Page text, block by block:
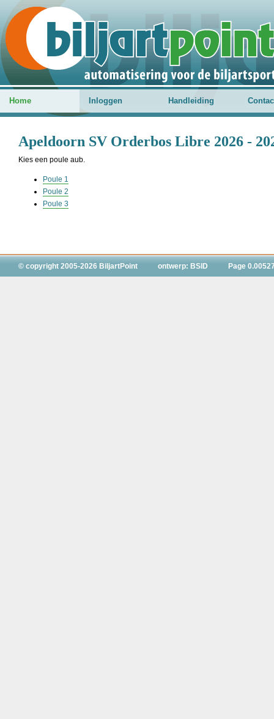
Home Inloggen Handleiding
Apeldoorn SV Orderbos Libre 2026 -
Kies een poule aub.
Poule 1
Poule 2
Poule 3
© copyright 2005-2026 BiljartPoint ontwerp: BSID Page